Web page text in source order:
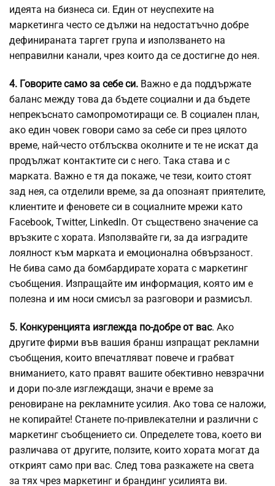
идеята на бизнеса си. Един от неуспехите на
маркетинга често се дължи на недостатъчно добре
дефинираната таргет група и използването на
неправилни канали, чрез които да се достигне до нея.
4. Говорите само за себе си. Важно е да поддържате
баланс между това да бъдете социални и да бъдете
непрекъснато самопромотиращи се. В социален план,
ако един човек говори само за себе си през цялото
време, най-често отблъсква околните и те не искат да
продължат контактите си с него. Така става и с
марката. Важно е тя да покаже, че тези, които стоят
зад нея, са отделили време, за да опознаят приятелите,
клиентите и феновете си в социалните мрежи като
Facebook, Twitter, LinkedIn. От съществено значение са
връзките с хората. Използвайте ги, за да изградите
лоялност към марката и емоционална обвързаност.
Не бива само да бомбардирате хората с маркетинг
съобщения. Изпращайте им информация, която им е
полезна и им носи смисъл за разговори и размисъл.
5. Конкуренцията изглежда по-добре от вас. Ако
другите фирми във вашия бранш изпращат рекламни
съобщения, които впечатляват повече и грабват
вниманието, като правят вашите обективно невзрачни
и дори по-зле изглеждащи, значи е време за
реновиране на рекламните усилия. Ако това се наложи,
не копирайте! Станете по-привлекателни и различни с
маркетинг съобщението си. Определете това, което ви
различава от другите, ползите, които хората могат да
открият само при вас. След това разкажете на света
за тях чрез маркетинг и брандинг усилията ви.